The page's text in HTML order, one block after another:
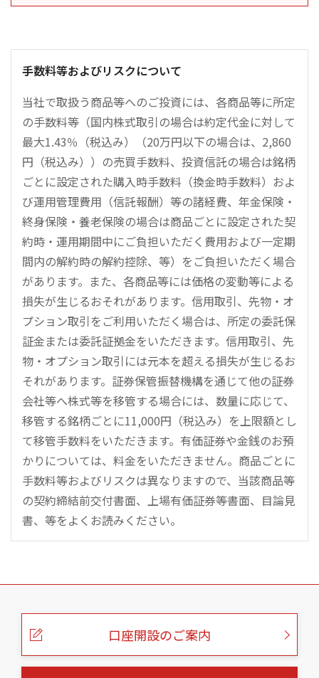
手数料等およびリスクについて
当社で取扱う商品等へのご投資には、各商品等に所定
の手数料等（国内株式取引の場合は約定代金に対して
最大1.43％（税込み）（20万円以下の場合は、2,860
円（税込み））の売買手数料、投資信託の場合は銘柄
ごとに設定された購入時手数料（換金時手数料）およ
び運用管理費用（信託報酬）等の諸経費、年金保険・
終身保険・養老保険の場合は商品ごとに設定された契
約時・運用期間中にご負担いただく費用および一定期
間内の解約時の解約控除、等）をご負担いただく場合
があります。また、各商品等には価格の変動等による
損失が生じるおそれがあります。信用取引、先物・オ
プション取引をご利用いただく場合は、所定の委託保
証金または委託証拠金をいただきます。信用取引、先
物・オプション取引には元本を超える損失が生じるお
それがあります。証券保管振替機構を通じて他の証券
会社等へ株式等を移管する場合には、数量に応じて、
移管する銘柄ごとに11,000円（税込み）を上限額とし
て移管手数料をいただきます。有価証券や金銭のお預
かりについては、料金をいただきません。商品ごとに
手数料等およびリスクは異なりますので、当該商品等
の契約締結前交付書面、上場有価証券等書面、目論見
書、等をよくお読みください。
こ
口座開設のご案内